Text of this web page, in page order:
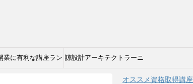
業に有利な講座ラン 諒設計アーキテクトラーニ
ングがお勧めされる理由オススメ資格取得講座